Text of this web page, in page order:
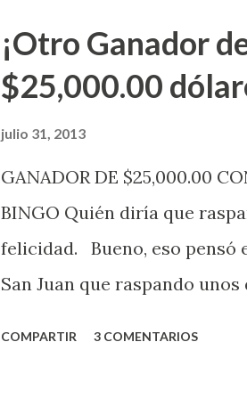
indicó López. Sobre el
mismo se continuará
jugadores podrán conocer
de la página electrónica de
¡Otro Ganador
$25,000.00
julio 31, 2013
GANADOR DE $25,000.00
BINGO Quién diría que
felicidad. Bueno, eso pensó
San Juan que raspando
COMPARTIR 3 COMENTARIOS